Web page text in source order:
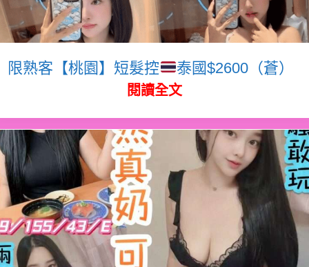
限熟客【桃園】短髮控 泰國$2600（蒼）
閱讀全文